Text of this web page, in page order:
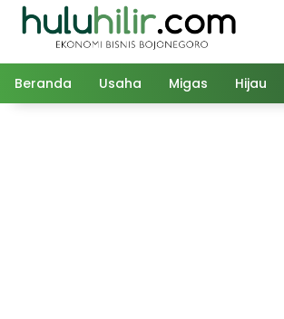
Langsung
Beranda Usaha Migas Hijau